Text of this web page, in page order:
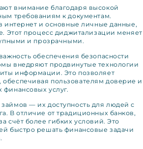
внимание благодаря высокой
требованиям к документам.
интернет и основные личные данные,
Этот процесс диджитализации меняет
и прозрачными.
обеспечения безопасности
внедряют продвинутые технологии
информации. Это позволяет
пользователям доверие и
услуг.
— их доступность для людей с
В отличие от традиционных банков,
счёт более гибких условий. Это
быстро решать финансовые задачи